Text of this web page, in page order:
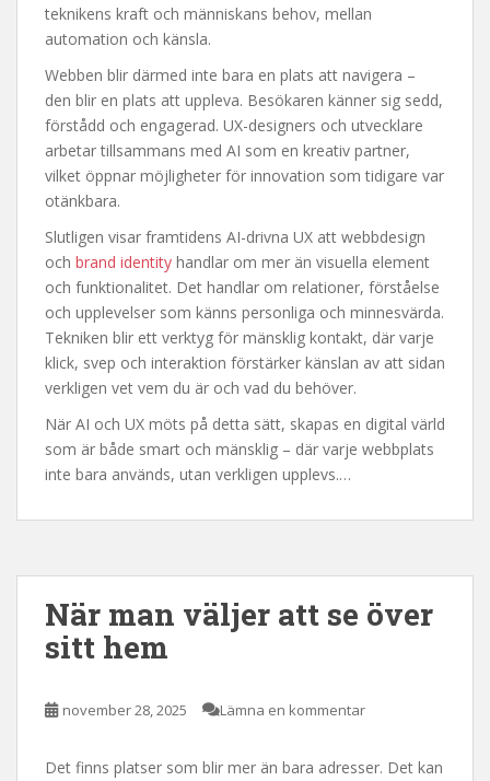
teknikens kraft och människans behov, mellan
automation och känsla.
Webben blir därmed inte bara en plats att navigera –
den blir en plats att uppleva. Besökaren känner sig sedd,
förstådd och engagerad. UX-designers och utvecklare
arbetar tillsammans med AI som en kreativ partner,
vilket öppnar möjligheter för innovation som tidigare var
otänkbara.
Slutligen visar framtidens AI-drivna UX att webbdesign
och brand identity handlar om mer än visuella element
och funktionalitet. Det handlar om relationer, förståelse
och upplevelser som känns personliga och minnesvärda.
Tekniken blir ett verktyg för mänsklig kontakt, där varje
klick, svep och interaktion förstärker känslan av att sidan
verkligen vet vem du är och vad du behöver.
När AI och UX möts på detta sätt, skapas en digital värld
som är både smart och mänsklig – där varje webbplats
inte bara används, utan verkligen upplevs.…
När man väljer att se över
sitt hem
november 28, 2025 Lämna en kommentar
Det finns platser som blir mer än bara adresser. Det kan